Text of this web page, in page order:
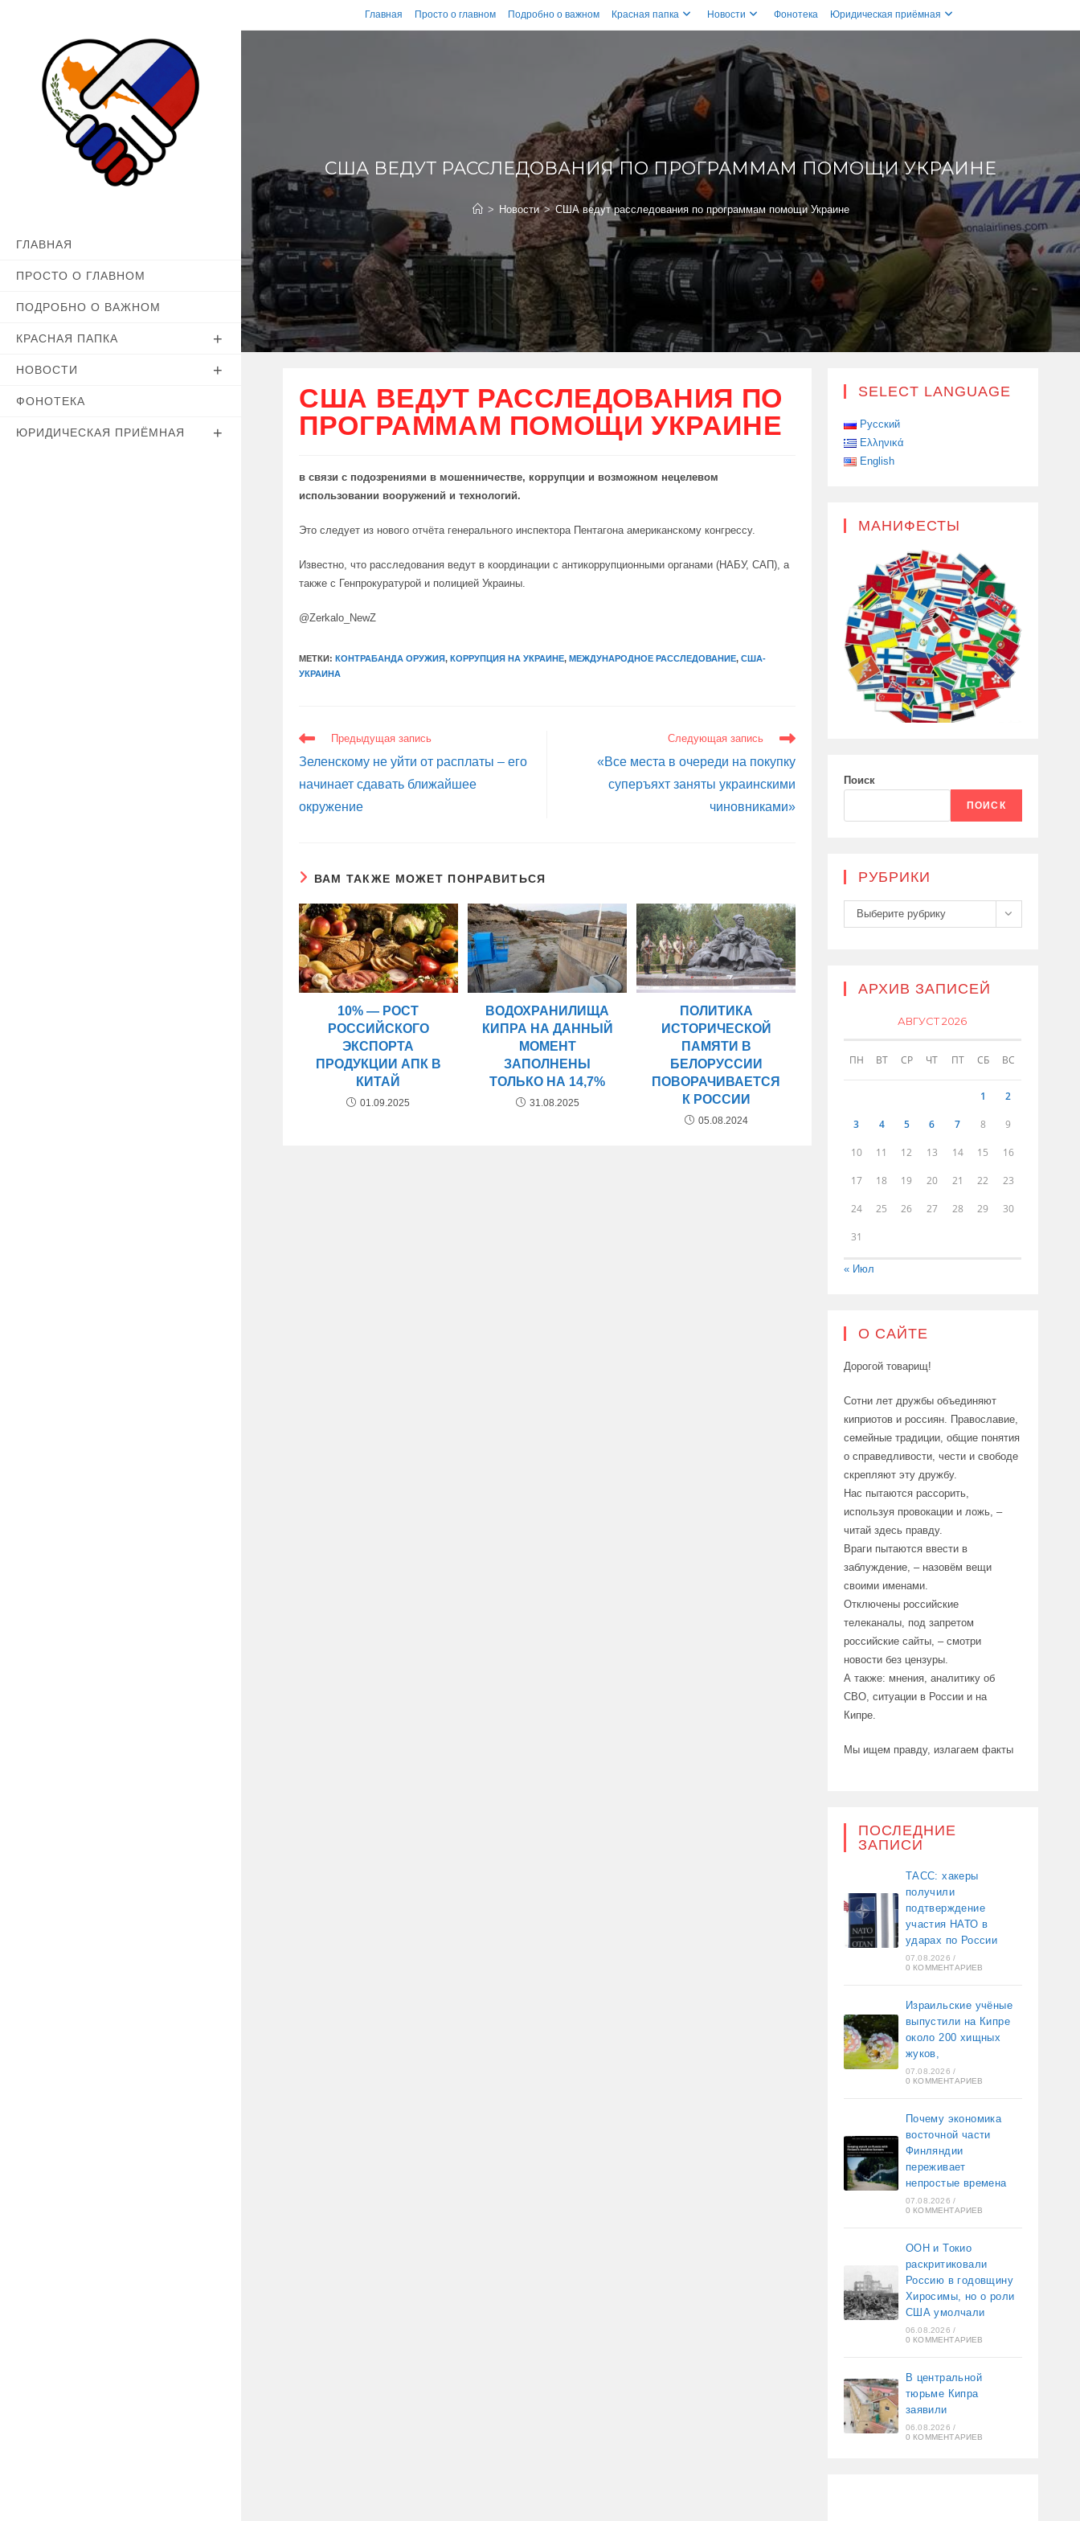
к
Главная Просто о главном Подробно о важном Красная папка Новости Фонотека Юридическая приёмная
ГЛАВНАЯ
ПРОСТО О ГЛАВНОМ
ПОДРОБНО О ВАЖНОМ
КРАСНАЯ ПАПКА
НОВОСТИ
ФОНОТЕКА
ЮРИДИЧЕСКАЯ ПРИЁМНАЯ
США ВЕДУТ РАССЛЕДОВАНИЯ ПО ПРОГРАММАМ ПОМОЩИ УКРАИНЕ
> Новости > США ведут расследования по программам помощи Украине
США ВЕДУТ РАССЛЕДОВАНИЯ ПО
ПРОГРАММАМ ПОМОЩИ УКРАИНЕ
в связи с подозрениями в мошенничестве, коррупции и возможном нецелевом
использовании вооружений и технологий.
Это следует из нового отчёта генерального инспектора Пентагона американскому конгрессу.
Известно, что расследования ведут в координации с антикоррупционными органами (НАБУ, САП), а
также с Генпрокуратурой и полицией Украины.
@Zerkalo_NewZ
МЕТКИ:КОНТРАБАНДА ОРУЖИЯ, КОРРУПЦИЯ НА УКРАИНЕ, МЕЖДУНАРОДНОЕ РАССЛЕДОВАНИЕ, США-
УКРАИНА
ЕЩЕ
СТАТЬИ
Предыдущая запись
Зеленскому не уйти от расплаты – его
начинает сдавать ближайшее
окружение
Следующая запись
«Все места в очереди на покупку
суперъяхт заняты украинскими
чиновниками»
ВАМ ТАКЖЕ МОЖЕТ ПОНРАВИТЬСЯ
10% — РОСТ
РОССИЙСКОГО
ЭКСПОРТА
ПРОДУКЦИИ АПК В
КИТАЙ
01.09.2025
ВОДОХРАНИЛИЩА
КИПРА НА ДАННЫЙ
МОМЕНТ
ЗАПОЛНЕНЫ
ТОЛЬКО НА 14,7%
31.08.2025
ПОЛИТИКА
ИСТОРИЧЕСКОЙ
ПАМЯТИ В
БЕЛОРУССИИ
ПОВОРАЧИВАЕТСЯ
К РОССИИ
05.08.2024
SELECT LANGUAGE
Русский
Ελληνικά
English
МАНИФЕСТЫ
Поиск
ПОИСК
РУБРИКИ
Рубрики
Выберите рубрику
АРХИВ ЗАПИСЕЙ
АВГУСТ 2026
ПН ВТ СР ЧТ ПТ СБ ВС
1 2
3 4 5 6 7 8 9
10 11 12 13 14 15 16
17 18 19 20 21 22 23
24 25 26 27 28 29 30
31
« Июл
О САЙТЕ
Дорогой товарищ!
Сотни лет дружбы объединяют
киприотов и россиян. Православие,
семейные традиции, общие понятия
о справедливости, чести и свободе
скрепляют эту дружбу.
Нас пытаются рассорить,
используя провокации и ложь, –
читай здесь правду.
Враги пытаются ввести в
заблуждение, – назовём вещи
своими именами.
Отключены российские
телеканалы, под запретом
российские сайты, – смотри
новости без цензуры.
А также: мнения, аналитику об
СВО, ситуации в России и на
Кипре.
Мы ищем правду, излагаем факты
ПОСЛЕДНИЕ
ЗАПИСИ
ТАСС: хакеры
получили
подтверждение
участия НАТО в
ударах по России
07.08.2026 /
0 КОММЕНТАРИЕВ
Израильские учёные
выпустили на Кипре
около 200 хищных
жуков,
07.08.2026 /
0 КОММЕНТАРИЕВ
Почему экономика
восточной части
Финляндии
переживает
непростые времена
07.08.2026 /
0 КОММЕНТАРИЕВ
ООН и Токио
раскритиковали
Россию в годовщину
Хиросимы, но о роли
США умолчали
06.08.2026 /
0 КОММЕНТАРИЕВ
В центральной
тюрьме Кипра
заявили
06.08.2026 /
0 КОММЕНТАРИЕВ